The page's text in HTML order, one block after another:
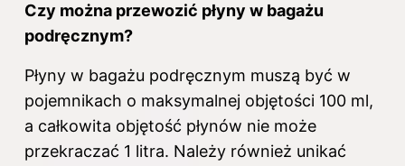
Czy można przewozić płyny w bagażu
podręcznym?
Płyny w bagażu podręcznym muszą być w
pojemnikach o maksymalnej objętości 100 ml,
a całkowita objętość płynów nie może
przekraczać 1 litra. Należy również unikać